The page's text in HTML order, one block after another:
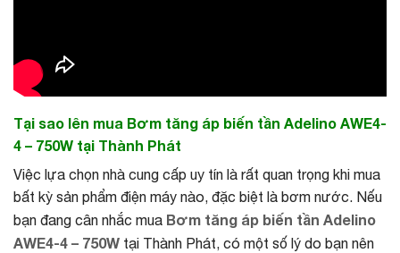
Tại sao lên mua Bơm tăng áp biến tần Adelino AWE4-
4 – 750W tại Thành Phát
Việc lựa chọn nhà cung cấp uy tín là rất quan trọng khi mua
bất kỳ sản phẩm điện máy nào, đặc biệt là bơm nước. Nếu
bạn đang cân nhắc mua Bơm tăng áp biến tần Adelino
AWE4-4 – 750W tại Thành Phát, có một số lý do bạn nên